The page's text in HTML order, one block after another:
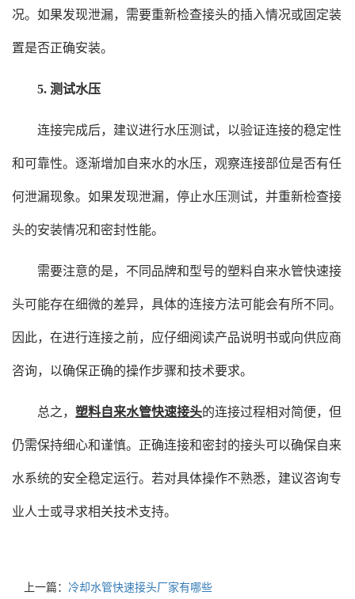
况。如果发现泄漏，需要重新检查接头的插入情况或固定装
置是否正确安装。
5. 测试水压
连接完成后，建议进行水压测试，以验证连接的稳定性
和可靠性。逐渐增加自来水的水压，观察连接部位是否有任
何泄漏现象。如果发现泄漏，停止水压测试，并重新检查接
头的安装情况和密封性能。
需要注意的是，不同品牌和型号的塑料自来水管快速接
头可能存在细微的差异，具体的连接方法可能会有所不同。
因此，在进行连接之前，应仔细阅读产品说明书或向供应商
咨询，以确保正确的操作步骤和技术要求。
总之， 塑料自来水管快速接头的连接过程相对简便，但
仍需保持细心和谨慎。正确连接和密封的接头可以确保自来
水系统的安全稳定运行。若对具体操作不熟悉，建议咨询专
业人士或寻求相关技术支持。
上一篇： 冷却水管快速接头厂家有哪些